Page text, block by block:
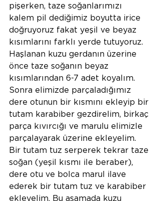
pişerken, taze soğanlarımızı
kalem pil dediğimiz boyutta irice
doğruyoruz fakat yeşil ve beyaz
kısımlarını farklı yerde tutuyoruz.
Haşlanan kuzu gerdanın üzerine
önce taze soğanın beyaz
kısımlarından 6-7 adet koyalım.
Sonra elimizde parçaladığımız
dere otunun bir kısmını ekleyip bir
tutam karabiber gezdirelim, birkaç
parça kıvırcığı ve marulu elimizle
parçalayarak üzerine ekleyelim.
Bir tutam tuz serperek tekrar taze
soğan (yeşil kısmı ile beraber),
dere otu ve bolca marul ilave
ederek bir tutam tuz ve karabiber
ekleyelim. Bu aşamada kuzu